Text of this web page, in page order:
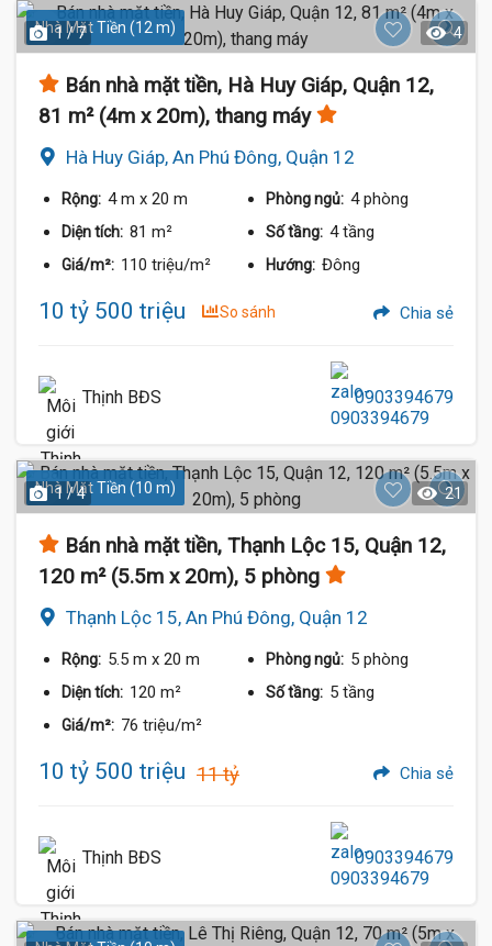
Nhà Mặt Tiền (12 m)
1 / 7 4
Bán nhà mặt tiền, Hà Huy Giáp, Quận 12,
81 m² (4m x 20m), thang máy
Hà Huy Giáp, An Phú Đông, Quận 12
Rộng: 4 m x 20 m Phòng ngủ: 4 phòng
Diện tích: 81 m² Số tầng: 4 tầng
Giá/m²: 110 triệu/m² Hướng: Đông
10 tỷ 500 triệu So sánh Chia sẻ
Thịnh BĐS 0903394679
Nhà Mặt Tiền (10 m)
1 / 4 21
Bán nhà mặt tiền, Thạnh Lộc 15, Quận 12,
120 m² (5.5m x 20m), 5 phòng
Thạnh Lộc 15, An Phú Đông, Quận 12
Rộng: 5.5 m x 20 m Phòng ngủ: 5 phòng
Diện tích: 120 m² Số tầng: 5 tầng
Giá/m²: 76 triệu/m²
10 tỷ 500 triệu 11 tỷ Chia sẻ
Thịnh BĐS 0903394679